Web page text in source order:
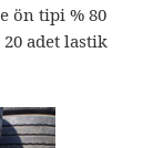
ön tipi % 80
adet lastik